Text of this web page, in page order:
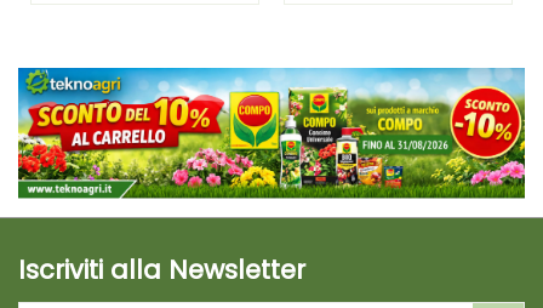
Iscriviti alla Newsletter